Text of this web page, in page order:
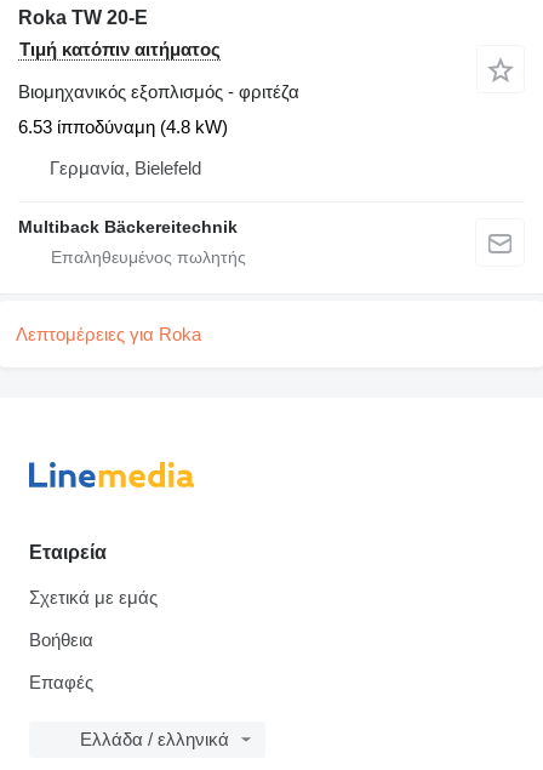
Roka TW 20-E
Τιμή κατόπιν αιτήματος
Βιομηχανικός εξοπλισμός - φριτέζα
6.53 ίπποδύναμη (4.8 kW)
Γερμανία, Bielefeld
Multiback Bäckereitechnik
Λεπτομέρειες για Roka
Εταιρεία
Σχετικά με εμάς
Βοήθεια
Επαφές
Ελλάδα / ελληνικά